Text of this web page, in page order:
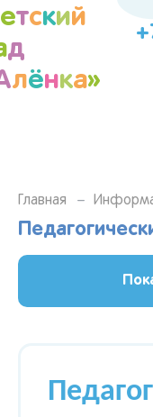
етский
д
лёнка»
Главная